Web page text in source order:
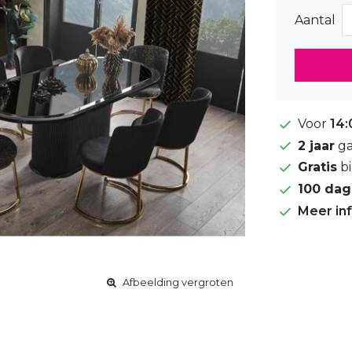
Afbeelding vergroten
Aantal
Voor
2 jaar
Gratis
100
Meer